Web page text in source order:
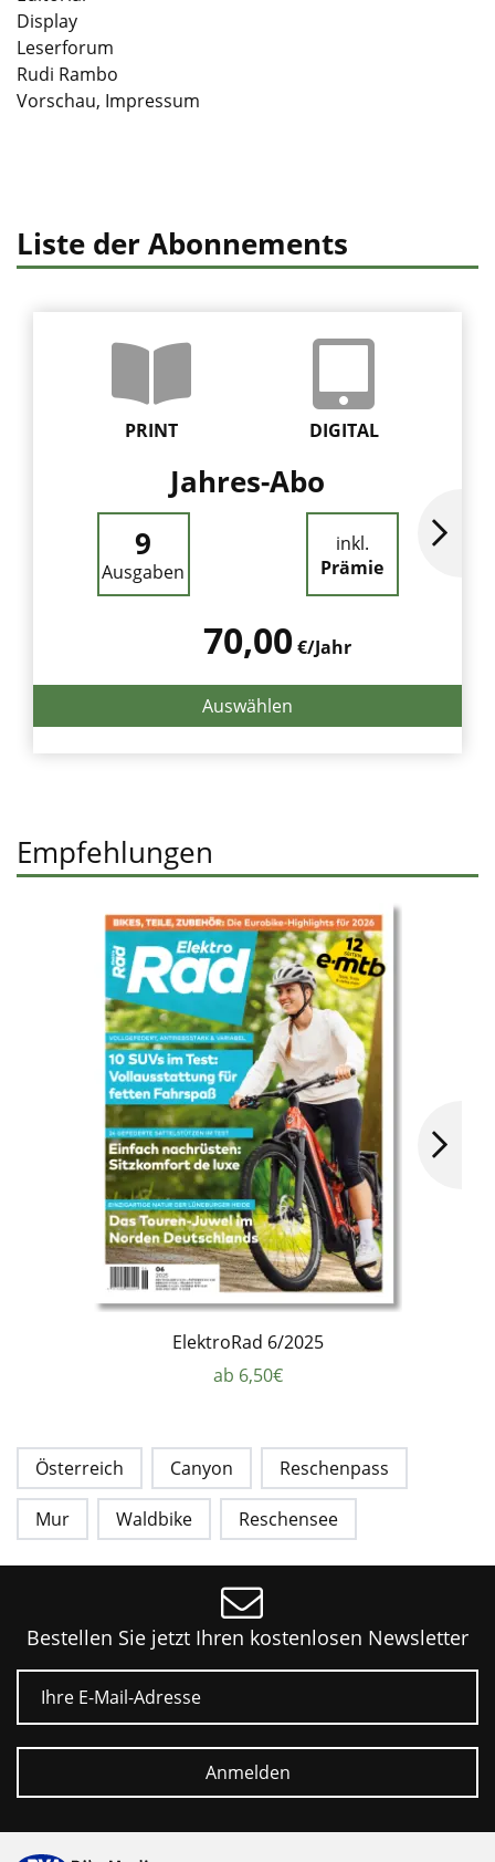
Display
Leserforum
Rudi Rambo
Vorschau, Impressum
Liste der Abonnements
PRINT DIGITAL
Jahres-Abo
9
Ausgaben
inkl.
Prämie
70,00€/Jahr
Auswählen
Empfehlungen
ElektroRad 6/2025
ab 6,50€
Österreich Canyon Reschenpass
Mur Waldbike Reschensee
Bestellen Sie jetzt Ihren kostenlosen Newsletter
E-Mail
Anmelden